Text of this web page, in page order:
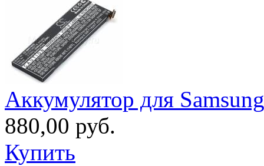
Аккумулятор для
880,00 руб.
Купить